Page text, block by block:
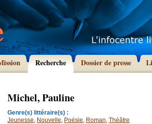
Recherche Dossier de presse
Michel, Pauline
Genre(s) littéraire(s) :
Jeunesse, Nouvelle, Poésie, Roman, Théâtre